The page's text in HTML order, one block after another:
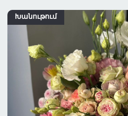
Խանութում